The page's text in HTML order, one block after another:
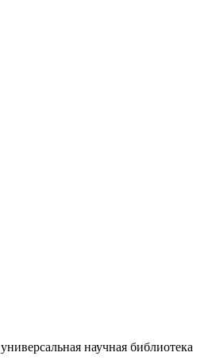
научная библиотека